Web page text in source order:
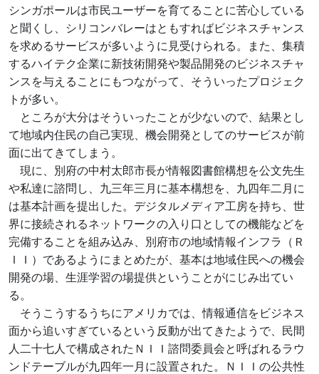
シンガポールは市民ユーザーを育てることに苦心している
と聞くし、シリコンバレーはともすればビジネスチャンス
を求めるサービスが多いように見受けられる。また、集積
するハイテク企業に新技術開発や製品開発のビジネスチャ
ンスを与えることにもつながって、そういったプロジェク
トが多い。
ところが大分はそういったことが少ないので、結果とし
て地域内住民の自己実現、機会開発としてのサービスが前
面に出てきてしまう。
現に、別府の中村太郎市長が情報図書館構想を公文先生
や私達に諮問し、九三年三月に基本構想を、九四年二月に
は基本計画を提出した。デジタルメディア工房を持ち、世
界に接続されるネットワークの入り口としての機能などを
完備することを組み込み、別府市の地域情報インフラ（Ｒ
ＩＩ）であるようにまとめたが、基本は地域住民への機会
開発の場、生涯学習の場提供ということがにじみ出てい
る。
そうこうするうちにアメリカでは、情報通信をビジネス
面から追いすぎているという反動が出てきたようで、民間
人二十七人で構成されたＮＩＩ諮問委員会と呼ばれるラウ
ンドテーブルが九四年一月に設置された。ＮＩＩの公共性